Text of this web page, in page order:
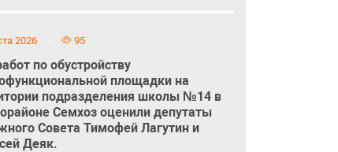
2026 95
по обустройству
площадки на
подразделения школы №14 в
Семхоз оценили депутаты
Совета Тимофей Лагутин и
Деяк.